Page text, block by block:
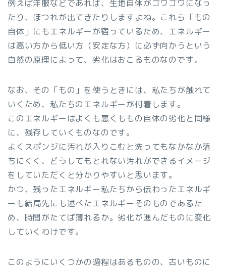
例えば洋服などであれば、生地自体がゴワゴワになっ
たり、ほつれが出てきたりしますよね。これら「もの
自体」にもエネルギーが宿っているため、エネルギー
は高い方から低い方（安定な方）に必ず向かうという
自然の原理によって、劣化はおこるものなのです。
なお、その「もの」を使うときには、私たちが触れて
いくため、私たちのエネルギーが付着します。
このエネルギーはよくも悪くももの自体の劣化と同様
に、残存していくものなのです。
よくスポンジに汚れが入りこむと洗ってもなかなか落
ちにくく、どうしてもとれない汚れができるイメージ
をしていただくと分かりやすいと思います。
かつ、残ったエネルギー私たちから伝わったエネルギ
ーも結局先にも述べたエネルギーそのものであるた
め、時間がたてば薄れるか。劣化が進んだものに変化
していくわけです。
このようにいくつかの過程はあるものの、古いものに